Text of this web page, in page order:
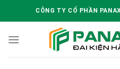
CÔNG TY CỔ PHẦN